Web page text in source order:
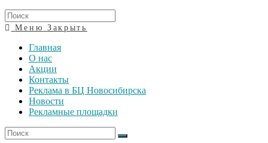
Меню Закрыть
Главная
О нас
Акции
Контакты
Реклама в БЦ Новосибирска
Новости
Рекламные площадки